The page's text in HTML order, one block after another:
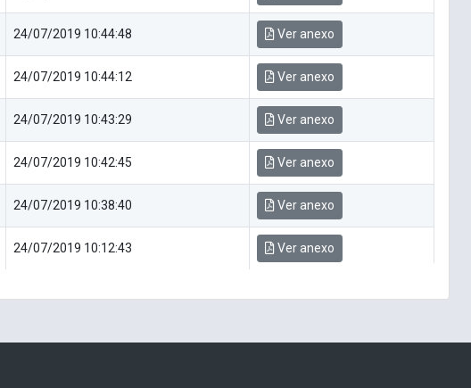
24/07/2019 10:44:48 Ver anexo
24/07/2019 10:44:12 Ver anexo
24/07/2019 10:43:29 Ver anexo
24/07/2019 10:42:45 Ver anexo
24/07/2019 10:38:40 Ver anexo
24/07/2019 10:12:43 Ver anexo